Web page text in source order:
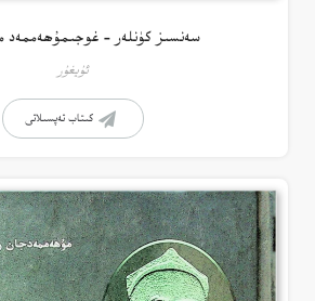
سەنسىز كۈنلەر – غوجىمۇھەممەد
ئۇيغۇر
كىتاب تەپسىلاتى